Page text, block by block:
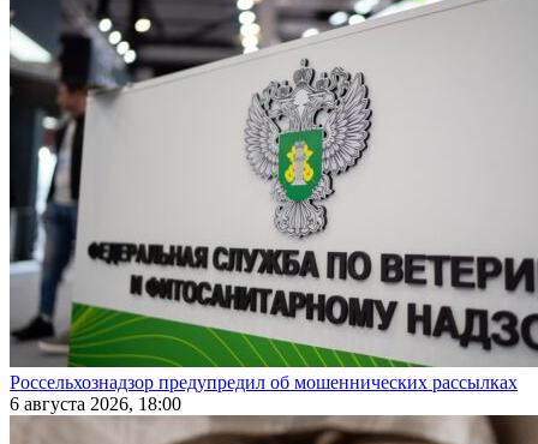
Россельхознадзор предупредил об мошеннических рассылках
6 августа 2026, 18:00